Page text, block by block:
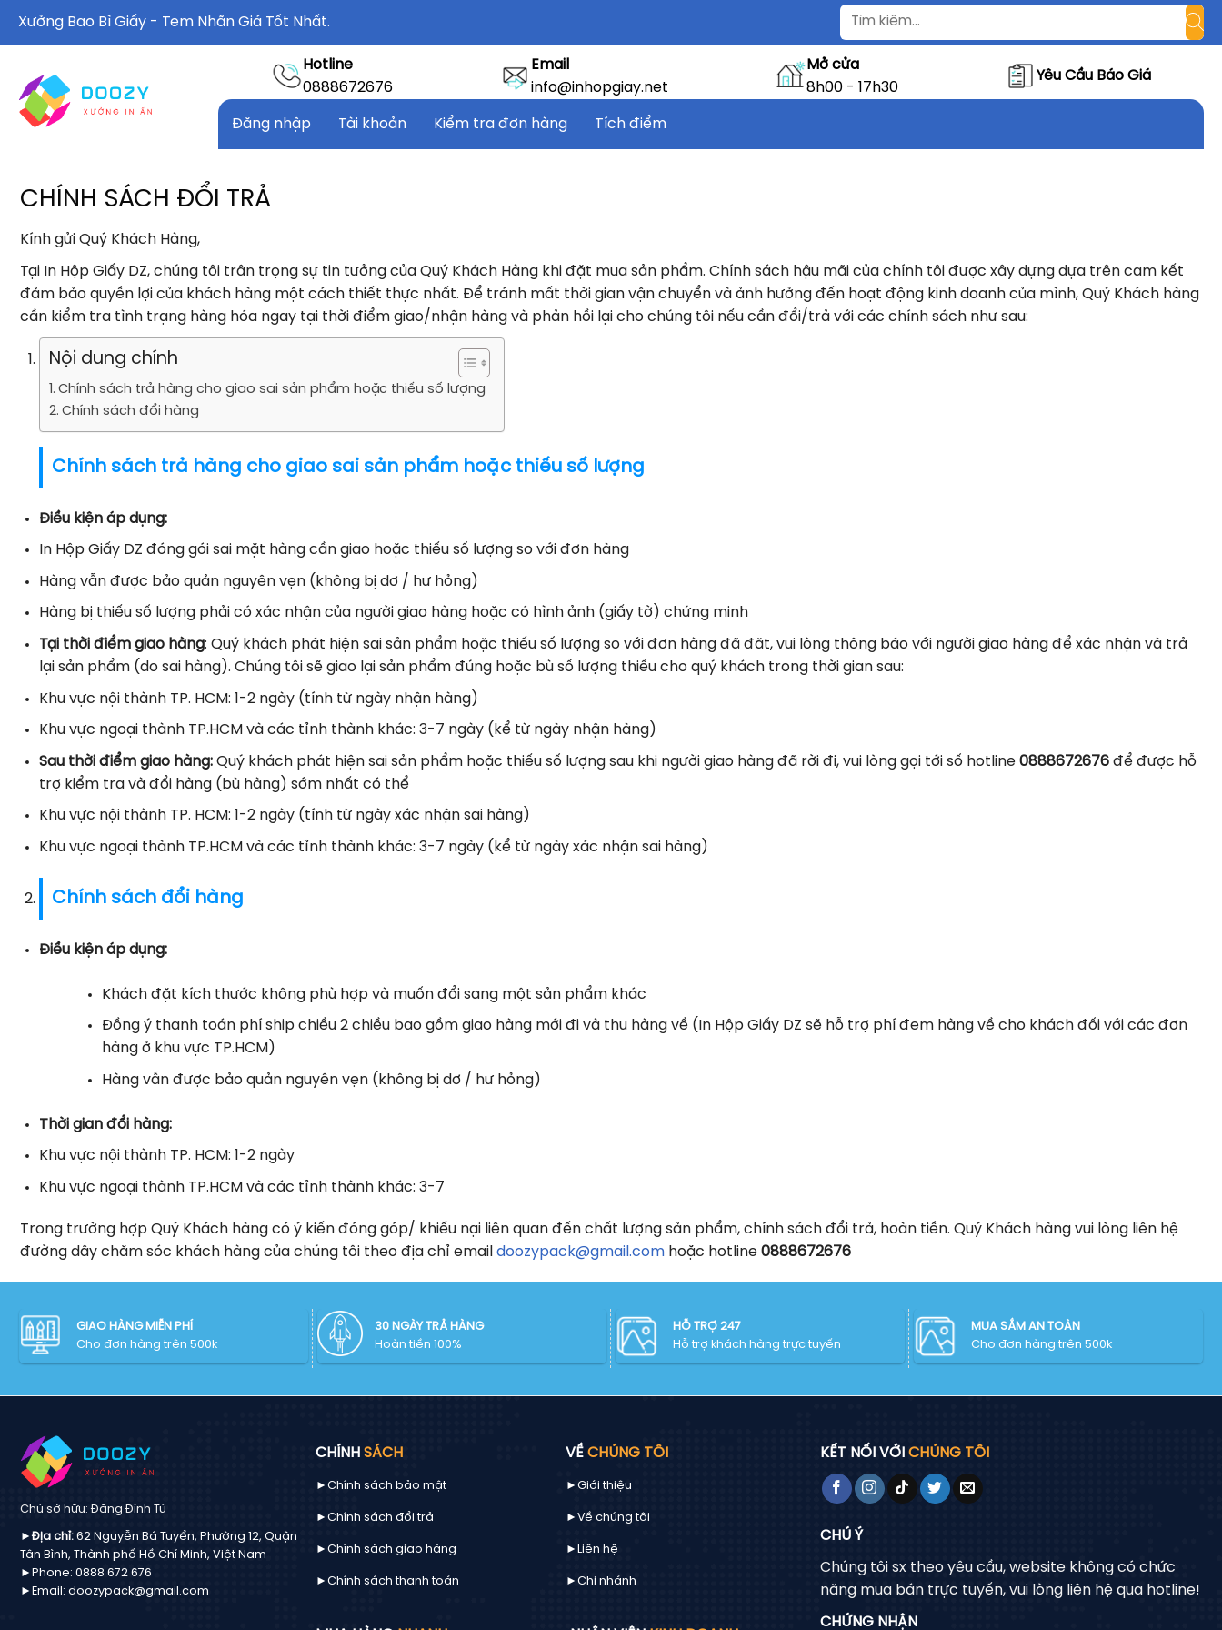
dung
Xưởng Bao Bì Giấy - Tem Nhãn Giá Tốt Nhất.
Hotline
0888672676
Email
info@inhopgiay.net
Mở cửa
8h00 - 17h30
Yêu Cầu Báo Giá
Đăng nhập Tài khoản Kiểm tra đơn hàng Tích điểm
CHÍNH SÁCH ĐỔI TRẢ
Kính gửi Quý Khách Hàng,
Tại In Hộp Giấy DZ, chúng tôi trân trọng sự tin tưởng của Quý Khách Hàng khi đặt mua sản phẩm. Chính sách hậu mãi của chính tôi được xây dựng dựa trên cam kết
đảm bảo quyền lợi của khách hàng một cách thiết thực nhất. Để tránh mất thời gian vận chuyển và ảnh hưởng đến hoạt động kinh doanh của mình, Quý Khách hàng
cần kiểm tra tình trạng hàng hóa ngay tại thời điểm giao/nhận hàng và phản hồi lại cho chúng tôi nếu cần đổi/trả với các chính sách như sau:
Nội dung chính
Chính sách trả hàng cho giao sai sản phẩm hoặc thiếu số lượng
Chính sách đổi hàng
Chính sách trả hàng cho giao sai sản phẩm hoặc thiếu số lượng
Điều kiện áp dụng:
In Hộp Giấy DZ đóng gói sai mặt hàng cần giao hoặc thiếu số lượng so với đơn hàng
Hàng vẫn được bảo quản nguyên vẹn (không bị dơ / hư hỏng)
Hàng bị thiếu số lượng phải có xác nhận của người giao hàng hoặc có hình ảnh (giấy tờ) chứng minh
Tại thời điểm giao hàng: Quý khách phát hiện sai sản phẩm hoặc thiếu số lượng so với đơn hàng đã đăt, vui lòng thông báo với người giao hàng để xác nhận và trả
lại sản phẩm (do sai hàng). Chúng tôi sẽ giao lại sản phẩm đúng hoặc bù số lượng thiếu cho quý khách trong thời gian sau:
Khu vực nội thành TP. HCM: 1-2 ngày (tính từ ngày nhận hàng)
Khu vực ngoại thành TP.HCM và các tỉnh thành khác: 3-7 ngày (kể từ ngày nhận hàng)
Sau thời điểm giao hàng:Quý khách phát hiện sai sản phẩm hoặc thiếu số lượng sau khi người giao hàng đã rời đi, vui lòng gọi tới số hotline 0888672676để được hỗ
trợ kiểm tra và đổi hàng (bù hàng) sớm nhất có thể
Khu vực nội thành TP. HCM: 1-2 ngày (tính từ ngày xác nhận sai hàng)
Khu vực ngoại thành TP.HCM và các tỉnh thành khác: 3-7 ngày (kể từ ngày xác nhận sai hàng)
Chính sách đổi hàng
Điều kiện áp dụng:
Khách đặt kích thước không phù hợp và muốn đổi sang một sản phẩm khác
Đồng ý thanh toán phí ship chiều 2 chiều bao gồm giao hàng mới đi và thu hàng về (In Hộp Giấy DZ sẽ hỗ trợ phí đem hàng về cho khách đối với các đơn
hàng ở khu vực TP.HCM)
Hàng vẫn được bảo quản nguyên vẹn (không bị dơ / hư hỏng)
Thời gian đổi hàng:
Khu vực nội thành TP. HCM: 1-2 ngày
Khu vực ngoại thành TP.HCM và các tỉnh thành khác: 3-7
Trong trường hợp Quý Khách hàng có ý kiến đóng góp/ khiếu nại liên quan đến chất lượng sản phẩm, chính sách đổi trả, hoàn tiền. Quý Khách hàng vui lòng liên hệ
đường dây chăm sóc khách hàng của chúng tôi theo địa chỉ email doozypack@gmail.com hoặc hotline 0888672676
GIAO HÀNG MIỄN PHÍ
Cho đơn hàng trên 500k
30 NGÀY TRẢ HÀNG
Hoàn tiền 100%
HỖ TRỢ 247
Hỗ trợ khách hàng trực tuyến
MUA SẮM AN TOÀN
Cho đơn hàng trên 500k
Chủ sở hữu: Đăng Đình Tú
►Địa chỉ: 62 Nguyễn Bá Tuyển, Phường 12, Quận
Tân Bình, Thành phố Hồ Chí Minh, Việt Nam
►Phone: 0888 672 676
►Email: doozypack@gmail.com
CHÍNH SÁCH
►Chính sách bảo mật
►Chính sách đổi trả
►Chính sách giao hàng
►Chính sách thanh toán
VỀ CHÚNG TÔI
►Giới thiệu
►Về chúng tôi
► Liên hệ
►Chi nhánh
KẾT NỐI VỚI CHÚNG TÔI
CHÚ Ý
Chúng tôi sx theo yêu cầu, website không có chức
năng mua bán trực tuyến, vui lòng liên hệ qua hotline!
CHỨNG NHẬN